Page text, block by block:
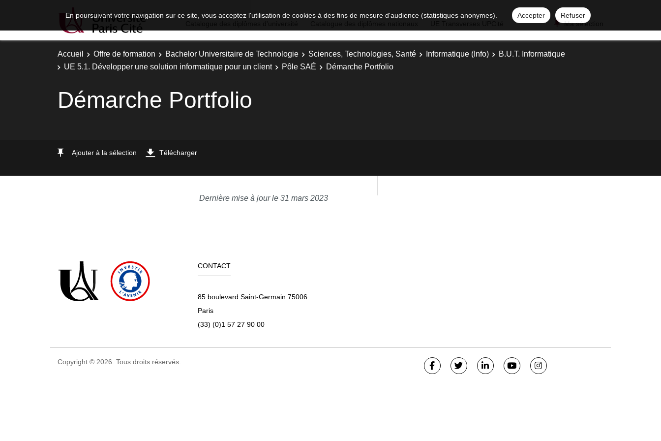
En poursuivant votre navigation sur ce site, vous acceptez l'utilisation de cookies à des fins de mesure d'audience (statistiques anonymes). Accepter
Refuser
Ma sélection
Accueil Offre de formation Bachelor Universitaire de Technologie Sciences, Technologies, Santé Informatique (Info)
B.U.T. Informatique
UE 5.1. Développer une solution informatique pour un client
Pôle SAÉ Démarche Portfolio
Démarche Portfolio
Ajouter à la sélection Télécharger
Dernière mise à jour le 31 mars 2023
CONTACT
85 boulevard Saint-Germain 75006
Paris
(33) (0)1 57 27 90 00
Copyright © 2026. Tous droits réservés.